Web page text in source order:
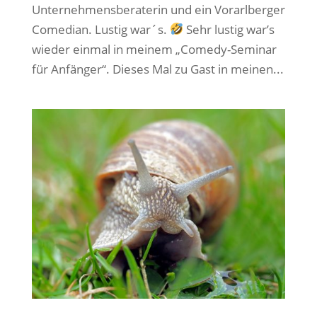
Unternehmensberaterin und ein Vorarlberger
Comedian. Lustig war´s.
Sehr lustig war’s
wieder einmal in meinem „Comedy-Seminar
für Anfänger“. Dieses Mal zu Gast in meinen...